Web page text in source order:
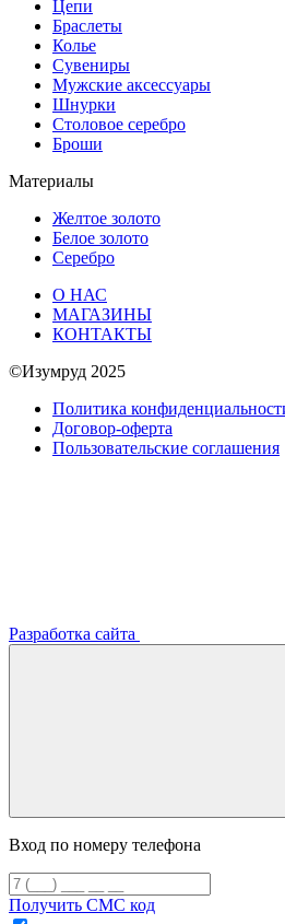
Цепи
Браслеты
Колье
Сувениры
Мужские аксессуары
Шнурки
Столовое серебро
Броши
Материалы
Желтое золото
Белое золото
Серебро
О НАС
МАГАЗИНЫ
КОНТАКТЫ
©Изумруд 2025
Политика
Договор-оферта
Пользовательские соглашения
Разработка сайта
Вход по номеру телефона
Получить СМС код